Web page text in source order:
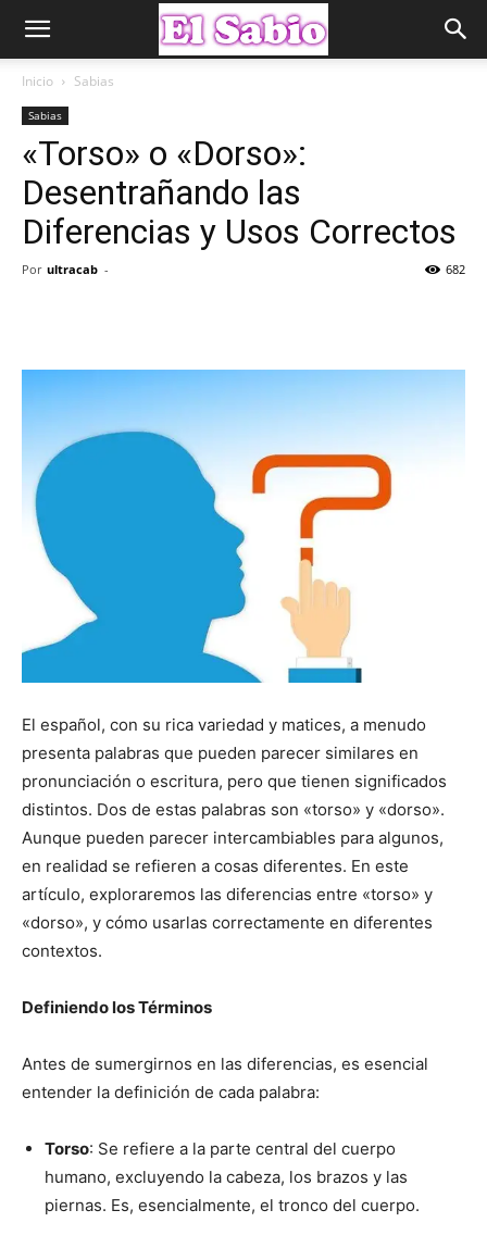
Inicio Sabias
Sabias
«Torso» o «Dorso»:
Desentrañando las
Diferencias y Usos Correctos
Por ultracab - 682
El español, con su rica variedad y matices, a menudo
presenta palabras que pueden parecer similares en
pronunciación o escritura, pero que tienen significados
distintos. Dos de estas palabras son «torso» y «dorso».
Aunque pueden parecer intercambiables para algunos,
en realidad se refieren a cosas diferentes. En este
artículo, exploraremos las diferencias entre «torso» y
«dorso», y cómo usarlas correctamente en diferentes
contextos.
Definiendo los Términos
Antes de sumergirnos en las diferencias, es esencial
entender la definición de cada palabra:
Torso: Se refiere a la parte central del cuerpo
humano, excluyendo la cabeza, los brazos y las
piernas. Es, esencialmente, el tronco del cuerpo.